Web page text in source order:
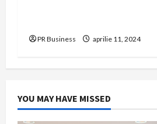
PR Business aprilie 11, 2024
YOU MAY HAVE MISSED